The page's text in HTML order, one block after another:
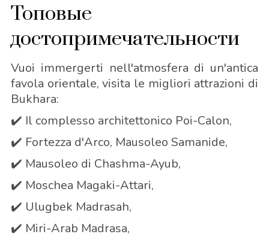
Топовые
достопримечательности
Vuoi immergerti nell'atmosfera di un'antica
favola orientale, visita le migliori attrazioni di
Bukhara:
✔️ Il complesso architettonico Poi-Calon,
✔️ Fortezza d'Arco, Mausoleo Samanide,
✔️ Mausoleo di Chashma-Ayub,
✔️ Moschea Magaki-Attari,
✔️ Ulugbek Madrasah,
✔️ Miri-Arab Madrasa,